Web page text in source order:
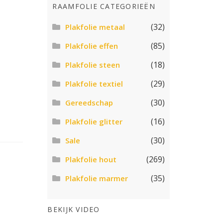
RAAMFOLIE CATEGORIEËN
Plakfolie metaal (32)
Plakfolie effen (85)
Plakfolie steen (18)
Plakfolie textiel (29)
Gereedschap (30)
Plakfolie glitter (16)
Sale (30)
Plakfolie hout (269)
Plakfolie marmer (35)
BEKIJK VIDEO